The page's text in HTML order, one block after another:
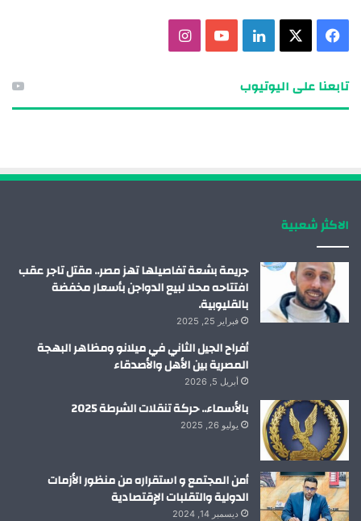
م
تابعنا على اليوتيوب
الاكثر شعبية
جريمة بشعة تفاصيلها تهز مصر.. مقتل تاجر عقب
افتتاحه محلا لبيع الدواجن بأسعار مخفضة
بالقليوبية.
فبراير 25, 2025
أفراح الجيل الثاني في ميلانو ومظاهر البهجة
المصرية بين الأهل والأصدقاء
أبريل 5, 2026
بالأسماء.. حركة تنقلات الشرطة 2025
يوليو 26, 2025
أمن المجتمع و استقراره من منظور الأزمات
الدولية والتقلبات الإقتصادية
ديسمبر 14, 2024